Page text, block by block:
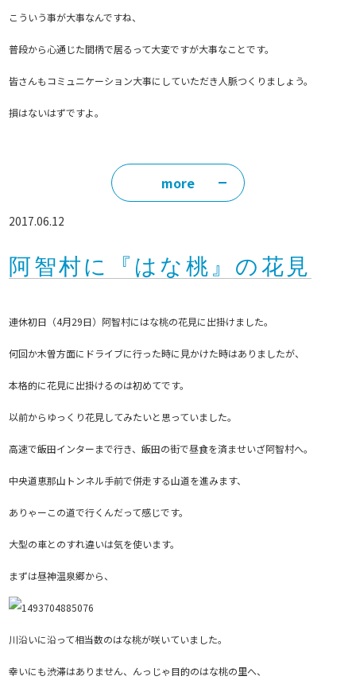
こういう事が大事なんですね、
普段から心通じた間柄で居るって大変ですが大事なことです。
皆さんもコミュニケーション大事にしていただき人脈つくりましょう。
損はないはずですよ。
more
2017.06.12
阿智村に『はな桃』の花見
連休初日（4月29日）阿智村にはな桃の花見に出掛けました。
何回か木曽方面にドライブに行った時に見かけた時はありましたが、
本格的に花見に出掛けるのは初めてです。
以前からゆっくり花見してみたいと思っていました。
高速で飯田インターまで行き、飯田の街で昼食を済ませいざ阿智村へ。
中央道恵那山トンネル手前で併走する山道を進みます、
ありゃーこの道で行くんだって感じです。
大型の車とのすれ違いは気を使います。
まずは昼神温泉郷から、
川沿いに沿って相当数のはな桃が咲いていました。
幸いにも渋滞はありません、んっじゃ目的のはな桃の里へ、